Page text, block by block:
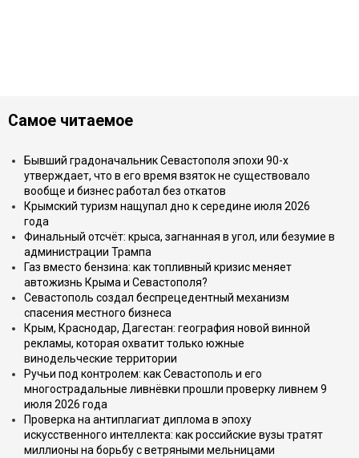
Самое читаемое
Бывший градоначальник Севастополя эпохи 90-х
утверждает, что в его время взяток не существовало
вообще и бизнес работал без откатов
Крымский туризм нащупал дно к середине июля 2026
года
Финальный отсчёт: крыса, загнанная в угол, или безумие в
администрации Трампа
Газ вместо бензина: как топливный кризис меняет
автожизнь Крыма и Севастополя?
Севастополь создал беспрецедентный механизм
спасения местного бизнеса
Крым, Краснодар, Дагестан: география новой винной
рекламы, которая охватит только южные
винодельческие территории
Ручьи под контролем: как Севастополь и его
многострадальные ливнёвки прошли проверку ливнем 9
июля 2026 года
Проверка на антиплагиат диплома в эпоху
искусственного интеллекта: как российские вузы тратят
миллионы на борьбу с ветряными мельницами